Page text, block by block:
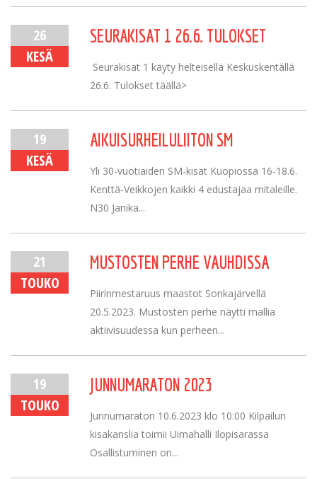
26
KESÄ
SEURAKISAT 1 26.6. TULOKSET
Seurakisat 1 käyty helteisellä Keskuskentällä
26.6. Tulokset täällä>
19
KESÄ
AIKUISURHEILULIITON SM
Yli 30-vuotiaiden SM-kisat Kuopiossa 16-18.6.
Kenttä-Veikkojen kaikki 4 edustajaa mitaleille.
N30 Janika...
21
TOUKO
MUSTOSTEN PERHE VAUHDISSA
Piirinmestaruus maastot Sonkajärvellä
20.5.2023. Mustosten perhe näytti mallia
aktiivisuudessa kun perheen...
19
TOUKO
JUNNUMARATON 2023
Junnumaraton 10.6.2023 klo 10:00 Kilpailun
kisakanslia toimii Uimahalli Ilopisarassa
Osallistuminen on...